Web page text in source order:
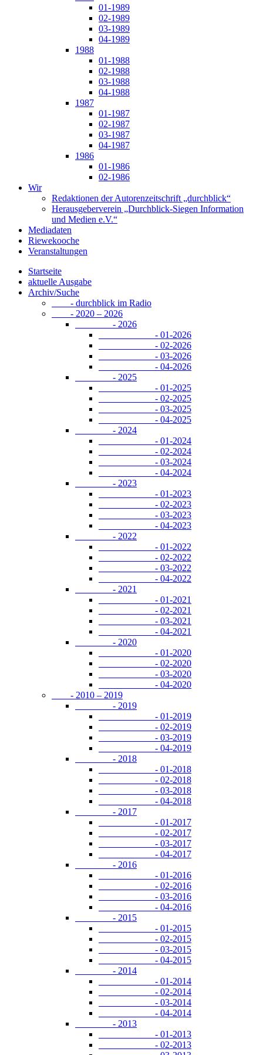
01-1989
02-1989
03-1989
04-1989
1988
01-1988
02-1988
03-1988
04-1988
1987
01-1987
02-1987
03-1987
04-1987
1986
01-1986
02-1986
Wir
Redaktionen der Autorenzeitschrift „durchblick“
Herausgeberverein „Durchblick-Siegen Information
und Medien e.V.“
Mediadaten
Riewekooche
Veranstaltungen
Startseite
aktuelle Ausgabe
Archiv/Suche
- durchblick im Radio
- 2020 – 2026
- 2026
- 01-2026
- 02-2026
- 03-2026
- 04-2026
- 2025
- 01-2025
- 02-2025
- 03-2025
- 04-2025
- 2024
- 01-2024
- 02-2024
- 03-2024
- 04-2024
- 2023
- 01-2023
- 02-2023
- 03-2023
- 04-2023
- 2022
- 01-2022
- 02-2022
- 03-2022
- 04-2022
- 2021
- 01-2021
- 02-2021
- 03-2021
- 04-2021
- 2020
- 01-2020
- 02-2020
- 03-2020
- 04-2020
- 2010 – 2019
- 2019
- 01-2019
- 02-2019
- 03-2019
- 04-2019
- 2018
- 01-2018
- 02-2018
- 03-2018
- 04-2018
- 2017
- 01-2017
- 02-2017
- 03-2017
- 04-2017
- 2016
- 01-2016
- 02-2016
- 03-2016
- 04-2016
- 2015
- 01-2015
- 02-2015
- 03-2015
- 04-2015
- 2014
- 01-2014
- 02-2014
- 03-2014
- 04-2014
- 2013
- 01-2013
- 02-2013